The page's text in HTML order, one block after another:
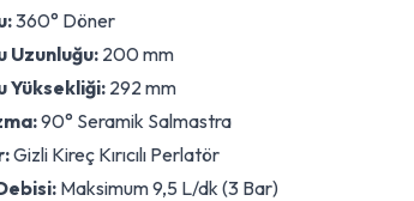
360° Döner
Uzunluğu: 200 mm
Yüksekliği: 292 mm
90° Seramik Salmastra
Gizli Kireç Kırıcılı Perlatör
Maksimum 9,5 L/dk (3 Bar)